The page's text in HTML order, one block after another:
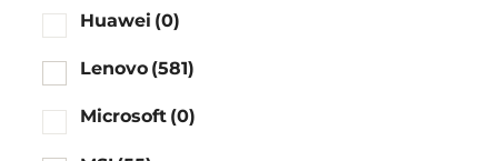
Huawei (0)
Lenovo (581)
Microsoft (0)